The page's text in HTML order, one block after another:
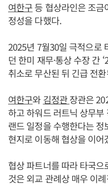
여한구등 협상라인은 조금
정성을 다했다.
2025년 7월30일 극적으로
던 한미 재무·통상 수장 간
취소로 무산된 뒤 긴급 전
여한구와 김정관장관은
하고 하워드 러트닉 상무
랜드 일정을 수행한다는
현지로 이동해 협상을 이어
협상 파트너를 따라 타국
것은 외교 관례상 매우 이